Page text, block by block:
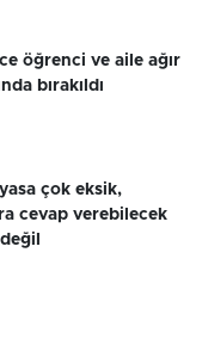
öğrenci ve aile ağır
bırakıldı
çok eksik,
cevap verebilecek